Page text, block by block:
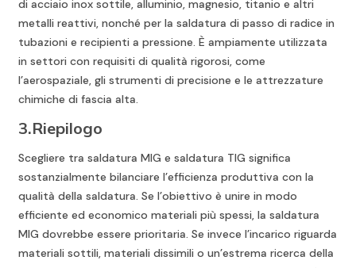
di acciaio inox sottile, alluminio, magnesio, titanio e altri
metalli reattivi, nonché per la saldatura di passo di radice in
tubazioni e recipienti a pressione. È ampiamente utilizzata
in settori con requisiti di qualità rigorosi, come
l’aerospaziale, gli strumenti di precisione e le attrezzature
chimiche di fascia alta.
3.Riepilogo
Scegliere tra saldatura MIG e saldatura TIG significa
sostanzialmente bilanciare l’efficienza produttiva con la
qualità della saldatura. Se l’obiettivo è unire in modo
efficiente ed economico materiali più spessi, la saldatura
MIG dovrebbe essere prioritaria. Se invece l’incarico riguarda
materiali sottili, materiali dissimili o un’estrema ricerca della